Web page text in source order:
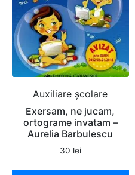
Auxiliare şcolare
Exersam, ne jucam,
ortograme invatam –
Aurelia Barbulescu
30 lei